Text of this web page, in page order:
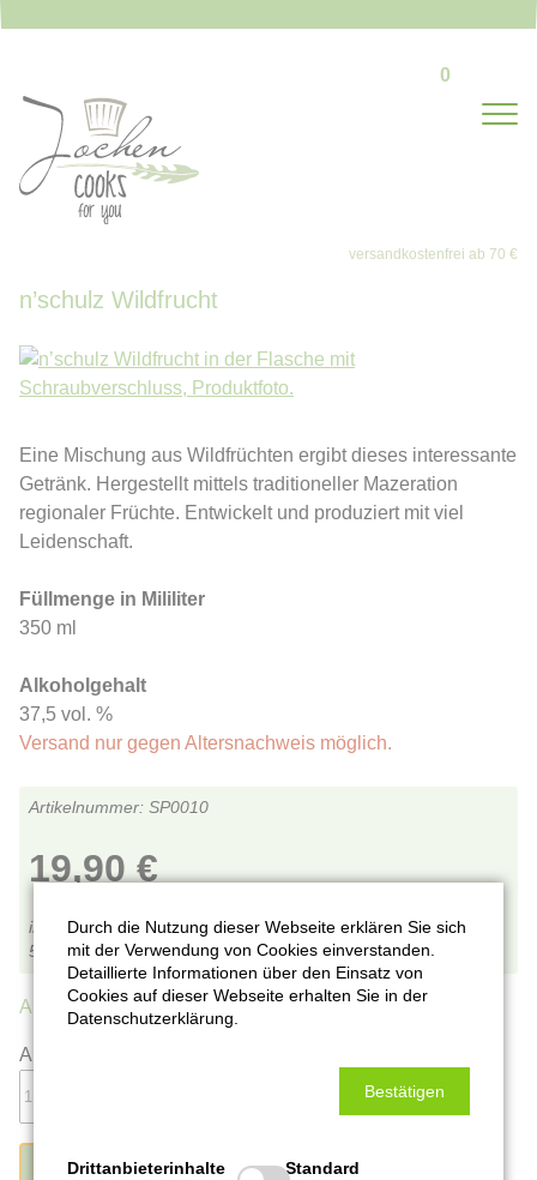
0
n’schulz Wildfrucht
Eine Mischung aus Wildfrüchten ergibt dieses interessante
Getränk. Hergestellt mittels traditioneller Mazeration
regionaler Früchte. Entwickelt und produziert mit viel
Leidenschaft.
Füllmenge in Mililiter
350 ml
Alkoholgehalt
37,5 vol. %
Versand nur gegen Altersnachweis möglich.
SP0010
19,90€
inkl. MwSt.,zzgl. Versandkosten
5,69 €pro 100 ml
Auf Lager. (22 Stück)
Anzahl:
Durch die Nutzung dieser Webseite erklären Sie sich
mit der Verwendung von Cookies einverstanden.
Detaillierte Informationen über den Einsatz von
Cookies auf dieser Webseite erhalten Sie in der
Datenschutzerklärung.
Bestätigen
Drittanbieterinhalte
Standard